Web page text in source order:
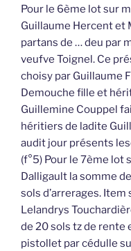
Pour le 6ème lot sur
Guillaume Hercent et
partans de … deu par
veufve Toignel. Ce
choisy par Guillaume
Demouche fille et
Guillemine Couppel
héritiers de ladite
audit jour présents
(f°5) Pour le 7ème lot
Dalligault la somme
sols d’arrerages. Item
Lelandrys
de 20 sols tz de rente
pistollet par cédulle